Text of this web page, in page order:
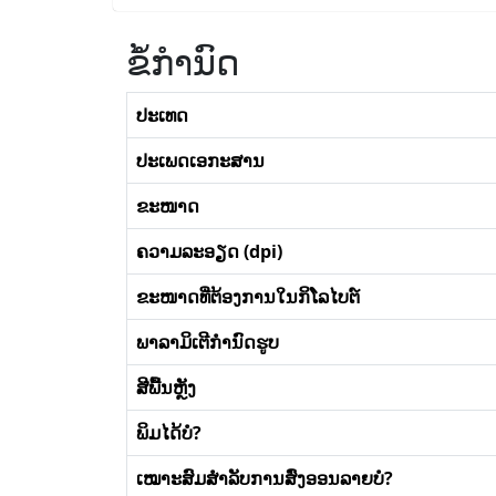
ຂໍ້ກໍານົດ
ປະເທດ
ປະເພດເອກະສານ
ຂະໜາດ
ຄວາມລະອຽດ (dpi)
ຂະໜາດທີ່ຕ້ອງການໃນກິໂລໄບຕ໌
ພາລາມິເຕີກໍານົດຮູບ
ສີພື້ນຫຼັງ
ພິມໄດ້ບໍ?
ເໝາະສົມສໍາລັບການສົ່ງອອນລາຍບໍ?